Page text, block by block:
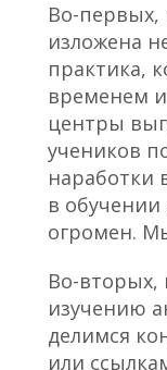
Во-первых,
изложена
практика,
временем
центры
учеников
наработки
в обучении
огромен.
Во-вторых,
изучению
делимся
или